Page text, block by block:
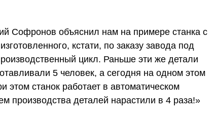
Софронов объяснил нам на примере станка с
кстати, по заказу завода под
цикл. Раньше эти же детали
5 человек, а сегодня на одном этом
станок работает в автоматическом
производства деталей нарастили в 4 раза!»